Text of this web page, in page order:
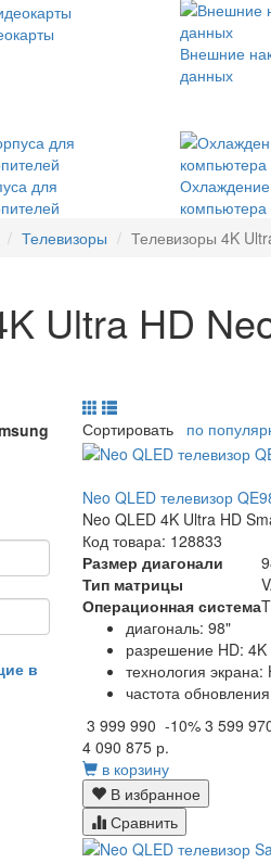
Внешние
данных
для
Охлаждение
компьютера
Телевизоры Телевизоры 4K
Ultra HD
в
Сортировать по
Neo QLED телевизор
Neo QLED 4K Ultra HD
Код товара: 128833
Размер диагонали
Тип матрицы
Операционная система
диагональ: 98"
разрешение HD: 4K
технология
частота
3 999 990 -10% 3 599
4 090 875 р.
в корзину
В избранное
Сравнить